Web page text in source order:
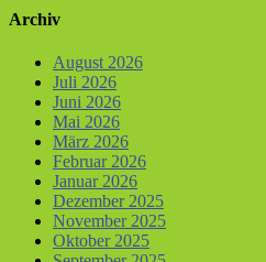
Archiv
August 2026
Juli 2026
Juni 2026
Mai 2026
März 2026
Februar 2026
Januar 2026
Dezember 2025
November 2025
Oktober 2025